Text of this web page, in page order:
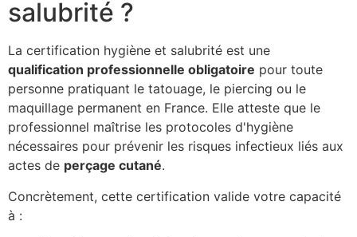
salubrité ?
La certification hygiène et salubrité est une
qualification professionnelle obligatoire pour toute
personne pratiquant le tatouage, le piercing ou le
maquillage permanent en France. Elle atteste que le
professionnel maîtrise les protocoles d'hygiène
nécessaires pour prévenir les risques infectieux liés aux
actes de perçage cutané.
Concrètement, cette certification valide votre capacité
à :